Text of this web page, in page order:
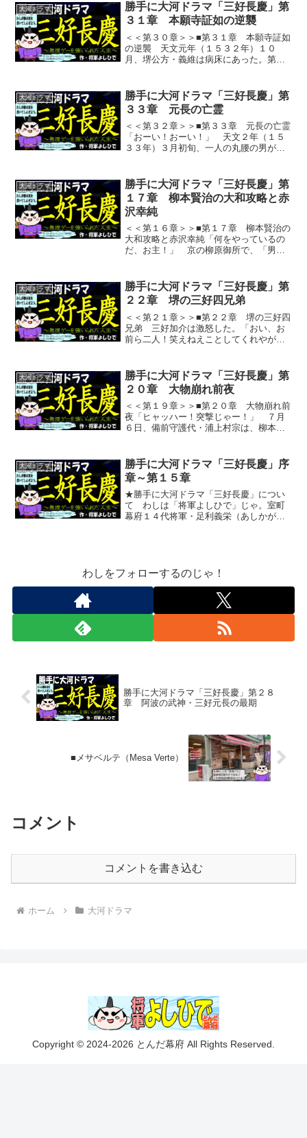
大河ドラマ
勝手に大河ドラマ「三好長慶」第
３１章 本願寺証如の逆襲
＜＜第３０章＞＞■第３１章 本願寺証如
の逆襲 天文元年（１５３２年）１０
月、堺公方・義維は病床にあった。第２
が、中風（脳卒中）の発作が突然出て、
果たせず、三好政長らに引...
大河ドラマ
勝手に大河ドラマ「三好長慶」第
３３章 元長の亡霊
＜＜第３２章＞＞■第３３章 元長の亡霊
「おーい！おーい！」 天文２年（１５
３３年）３月初旬、一人の丸腰の男が、
者か？」 赤井方の兵はいぶかしんだ。
「俺は細川高国の弟の晴...
大河ドラマ
勝手に大河ドラマ「三好長慶」第
１７章 柳本賢治の大和攻略と赤
沢幸純
＜＜第１６章＞＞■第１７章 柳本賢治の
大和攻略と赤沢幸純「何をやっているの
だ、お主！」 京の柳原御所で、「男は
荒げた。「何だ？どうした？」 胤光の
怒声を聞いて、加地為利...
大河ドラマ
勝手に大河ドラマ「三好長慶」第
２２章 堺の三好四兄弟
＜＜第２１章＞＞■第２２章 堺の三好四
兄弟 三好加介は激怒した。「おい、お
前ら二人！笑えねえことしてくれやがっ
は、山崎城にやってきた木沢長政（天
狗）と池田信正（麺）に命...
大河ドラマ
勝手に大河ドラマ「三好長慶」第
２０章 大物崩れ前夜
＜＜第１９章＞＞■第２０章 大物崩れ前
夜「ヒャッハー！突撃じゃー！」 ７月
６日、備前守護代・浦上村宗は、柳本賢
来る！鬼が来るぞー！」 鬼と恐れられ
る村宗に、柳本勢は恐怖...
大河ドラマ
勝手に大河ドラマ「三好長慶」序
章～第１５章
★勝手に大河ドラマ「三好長慶」につい
て わしは「将軍よしひで」じゃ。室町
幕府１４代将軍・足利義栄（あしかが
わしをフォローするのじゃ！
勝手に大河ドラマ「三好長慶」第２８
章 阿波の武神・三好元長の最期
■メサベルテ（Mesa Verte）
コメント
コメントを書き込む
ホーム 大河ドラマ
Copyright © 2024-2026 とんだ幕府 All Rights Reserved.